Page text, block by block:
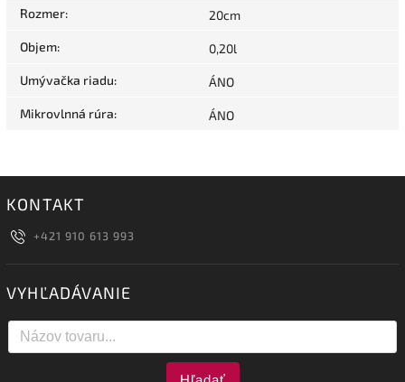
Rozmer: 20cm
Objem: 0,20l
Umývačka riadu: ÁNO
Mikrovlnná rúra: ÁNO
KONTAKT
+421 910 613 993
VYHĽADÁVANIE